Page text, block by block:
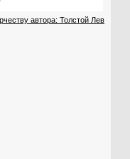
автора: Толстой Лев